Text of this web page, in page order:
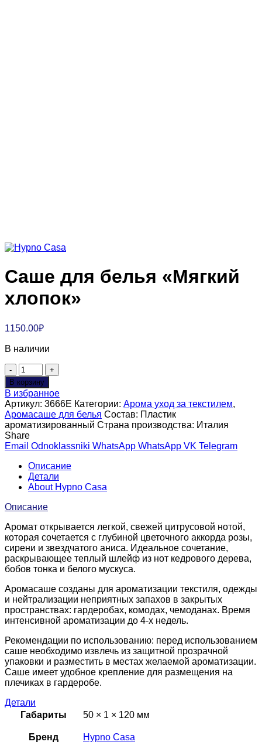
Саше для белья «Мягкий
хлопок»
1150.00₽
В наличии
Количество
товара
Саше
для
белья
"Мягкий
хлопок"
В корзину
В избранное
Артикул: 3666E Категории: Арома уход за текстилем,
Аромасаше для белья Состав: Пластик
ароматизированный Страна производства: Италия
Share
Email Odnoklassniki WhatsApp WhatsApp VK Telegram
Описание
Детали
About Hypno Casa
Описание
Аромат открывается легкой, свежей цитрусовой нотой,
которая сочетается с глубиной цветочного аккорда розы,
сирени и звездчатого аниса. Идеальное сочетание,
раскрывающее теплый шлейф из нот кедрового дерева,
бобов тонка и белого мускуса.
Аромасаше созданы для ароматизации текстиля, одежды
и нейтрализации неприятных запахов в закрытых
пространствах: гардеробах, комодах, чемоданах. Время
интенсивной ароматизации до 4-х недель.
Рекомендации по использованию: перед использованием
саше необходимо извлечь из защитной прозрачной
упаковки и разместить в местах желаемой ароматизации.
Саше имеет удобное крепление для размещения на
плечиках в гардеробе.
Детали
Габариты
50 × 1 × 120 мм
Бренд Hypno Casa